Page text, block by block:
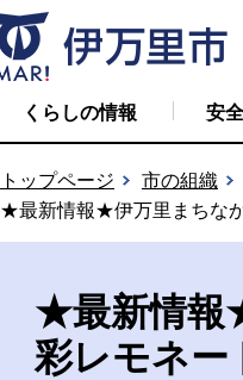
くらしの情報 安
トップページ 市の組織
★最新情報★伊万里まちなか
★最新情報
彩レモネー